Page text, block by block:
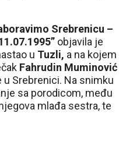
Srebrenicu –
objavila je
u Tuzli, a na kojem
Fahrudin Muminović
Srebrenici. Na snimku
sa porodicom, među
mlađa sestra, te